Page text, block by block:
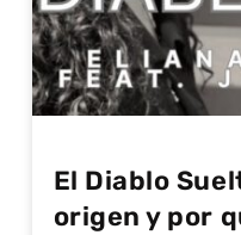
El Diablo
origen y por